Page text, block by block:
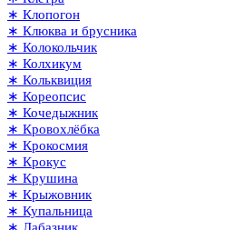
∗ Клопогон
∗ Клюква и брусника
∗ Колокольчик
∗ Колхикум
∗ Кольквиция
∗ Кореопсис
∗ Кочедыжник
∗ Кровохлёбка
∗ Крокосмия
∗ Крокус
∗ Крушина
∗ Крыжовник
∗ Купальница